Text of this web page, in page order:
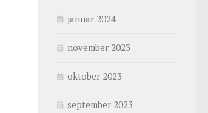
januar 2024
november 2023
oktober 2023
september 2023